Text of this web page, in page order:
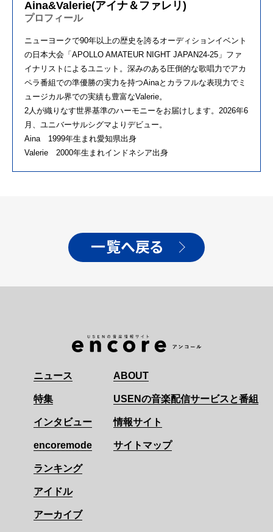
Aina&Valerie(アイナ＆ファレリ)
プロフィール
ニューヨークで90年以上の歴史を誇るオーディションイベント
の日本大会「APOLLO AMATEUR NIGHT JAPAN24-25」ファ
イナリストによるユニット。深みのある圧倒的な歌唱力でアカ
ペラ番組での準優勝の実力を持つAinaとカラフルな表現力でミ
ュージカル界での実績も豊富なValerie。
2人が織りなす世界基準のハーモニーをお届けします。2026年6
月、ユニバーサルシグマよりデビュー。
Aina 1999年生まれ愛知県出身
Valerie 2000年生まれインドネシア出身
一覧へ戻る
ニュース
特集
インタビュー
encoremode
ランキング
アイドル
アーカイブ
ABOUT
USENの音楽配信サービスと番組
情報サイト
サイトマップ